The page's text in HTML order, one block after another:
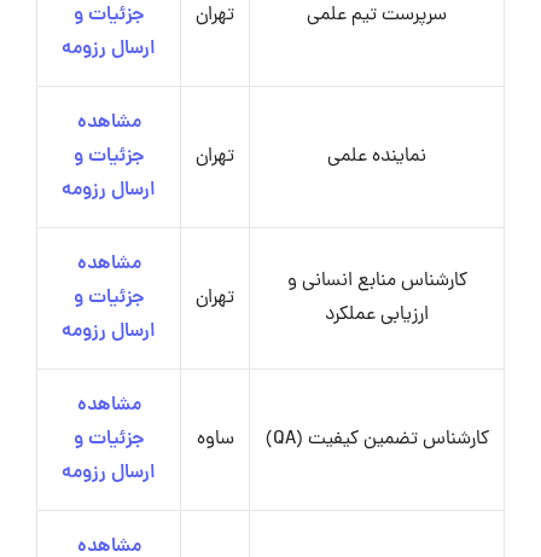
سرپرست تیم علمی تهران
جزئیات و
ارسال رزومه
نماینده علمی تهران
مشاهده
جزئیات و
ارسال رزومه
کارشناس منابع انسانی و
ارزیابی عملکرد
تهران
مشاهده
جزئیات و
ارسال رزومه
کارشناس تضمین کیفیت (QA) ساوه
مشاهده
جزئیات و
ارسال رزومه
مشاهده